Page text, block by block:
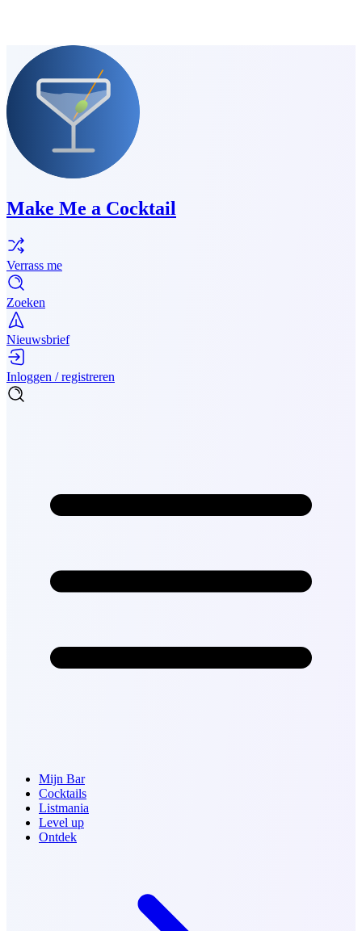
Make Me a Cocktail
Verrass me
Zoeken
Nieuwsbrief
Inloggen / registreren
Mijn Bar
Cocktails
Listmania
Level up
Ontdek